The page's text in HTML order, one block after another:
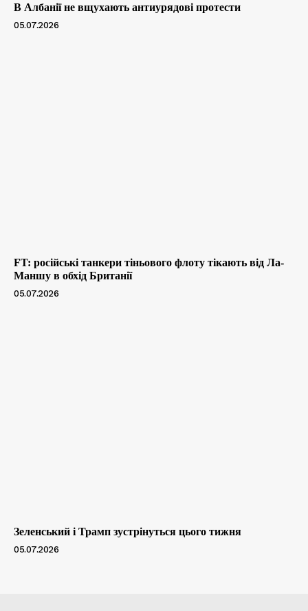
В Албанії не вщухають антиурядові протести
05.07.2026
FT: російські танкери тіньового флоту тікають від Ла-
Маншу в обхід Британії
05.07.2026
Зеленський і Трамп зустрінуться цього тижня
05.07.2026